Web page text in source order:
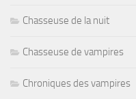
Chasseuse de la nuit
Chasseuse de vampires
Chroniques des vampires